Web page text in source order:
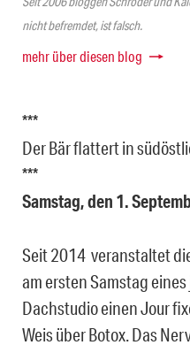
nicht befremdet, ist falsch.
mehr über diesen blog
***
Der Bär flattert in
***
Samstag, den 1.
Seit 2014 veranstaltet
am ersten Samstag
Dachstudio einen Jour
Weis über Botox. Das